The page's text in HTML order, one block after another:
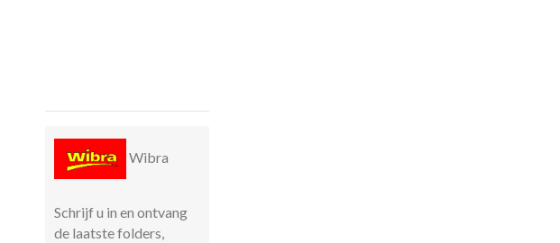
Wibra
Schrijf u in en ontvang
de laatste folders,